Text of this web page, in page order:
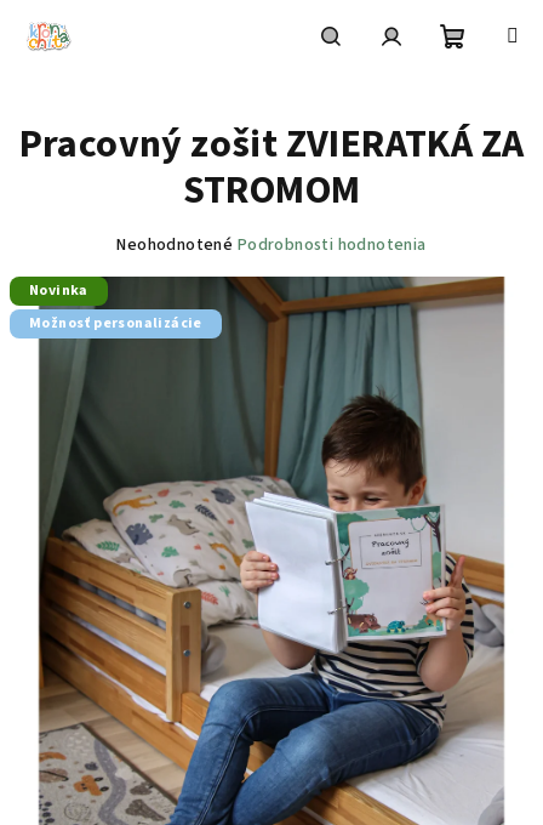
košík
Pracovný zošit ZVIERATKÁ ZA
STROMOM
Priemerné
je
0,0
Neohodnotené Podrobnosti hodnotenia
Novinka
Možnosť personalizácie